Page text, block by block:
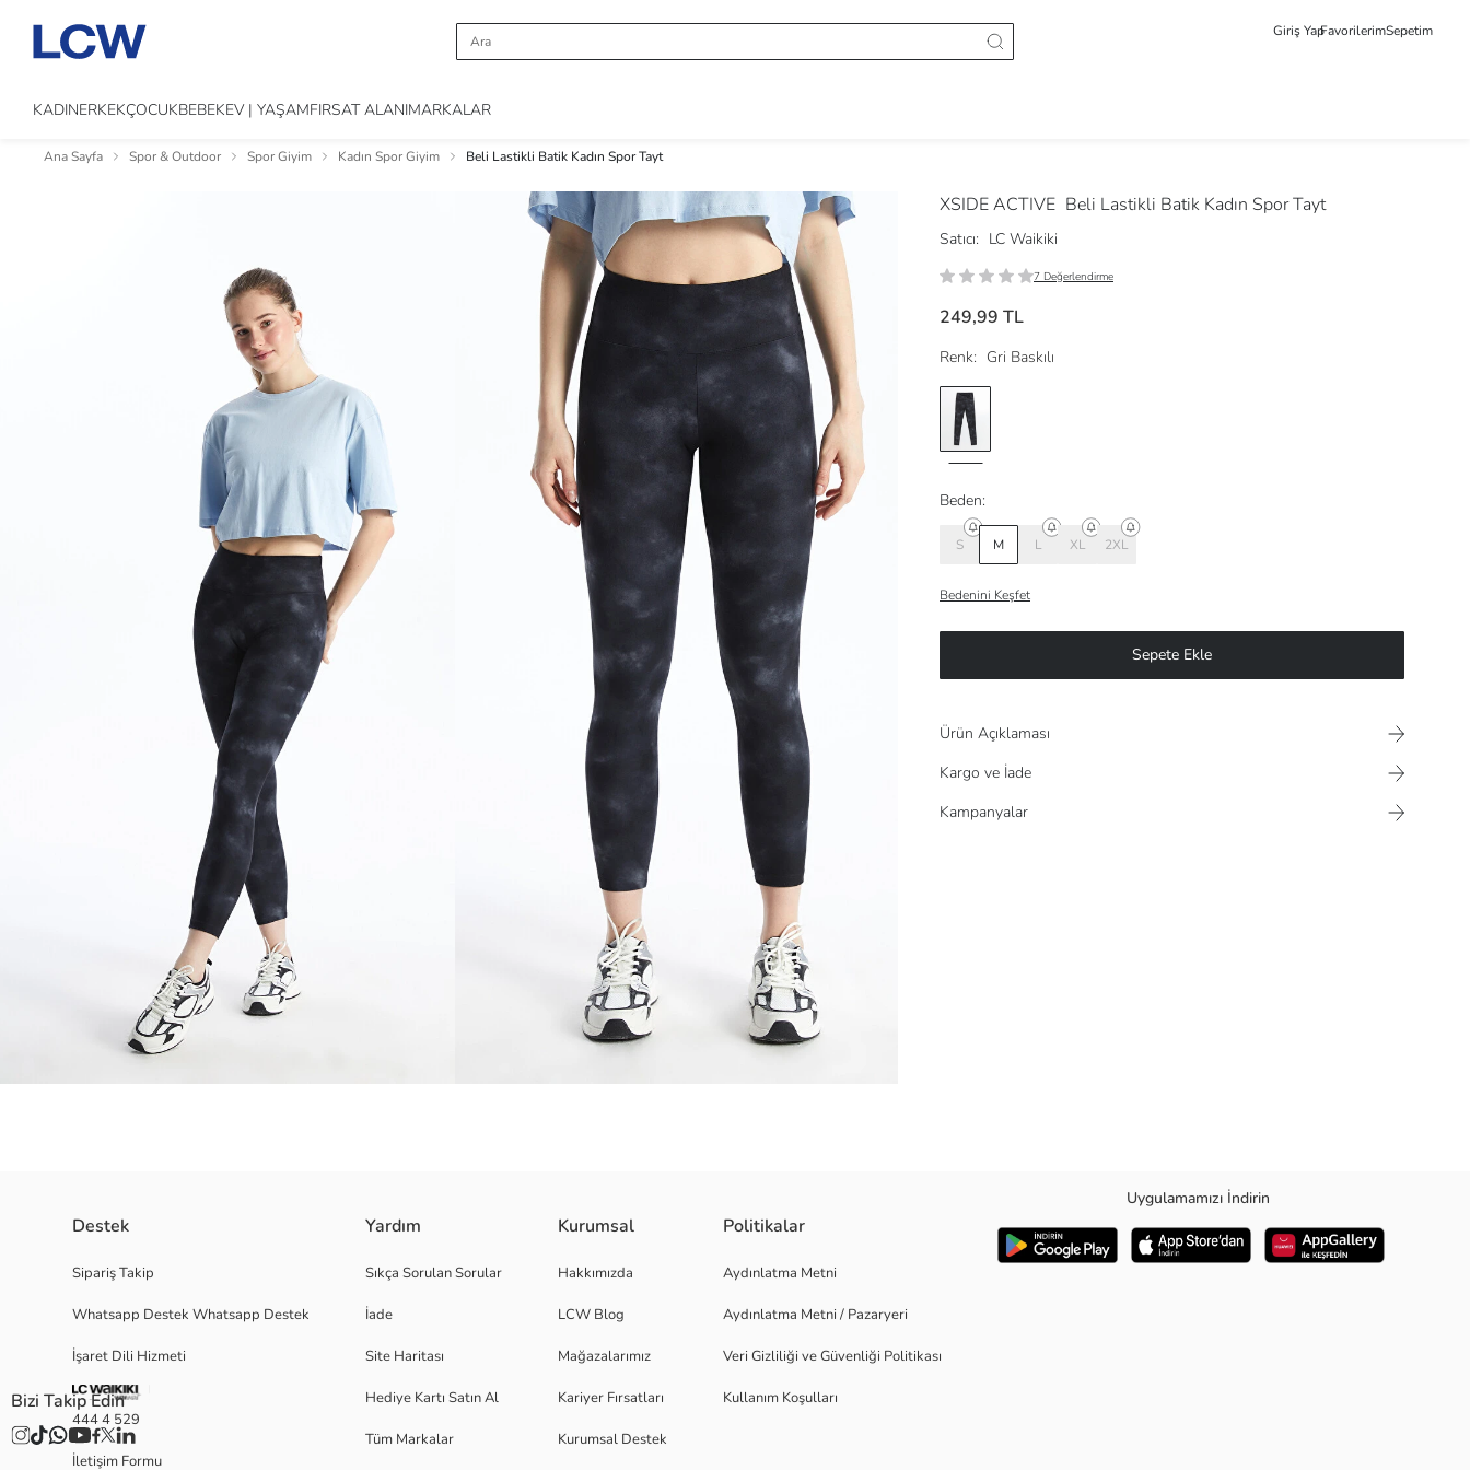
Giriş YapFavorilerimSepetim
KADINERKEKÇOCUKBEBEKEV | YAŞAMFIRSAT ALANIMARKALAR
Ana Sayfa Spor & Outdoor Spor Giyim Kadın Spor Giyim Beli Lastikli Batik Kadın Spor Tayt
XSIDE ACTIVE Beli Lastikli Batik Kadın Spor Tayt
Satıcı: LC Waikiki
7 Değerlendirme
249,99 TL
Renk: Gri Baskılı
Beden:
S M L XL 2XL
Bedenini Keşfet
Sepete Ekle
Ürün Açıklaması
Kargo ve İade
Kampanyalar
Beli lastikli kadın tayt, ekstra dar kalıbı ile vücudu mükemmel bir şekilde sarar ve spor yaparken maksimum destek sağlar. Bu tasarım, hareket özgürlüğünü kısıtlamadan sıkı bir uyum sunar, batik desenleriyle de
dinamik ve enerjik bir görünüm kazandırır.
Ana Kumaş:
Destek
Sipariş Takip
Whatsapp Destek Whatsapp Destek
İşaret Dili Hizmeti
444 4 529
İletişim Formu
Yardım
Sıkça Sorulan Sorular
İade
Site Haritası
Hediye Kartı Satın Al
Tüm Markalar
Kurumsal
Hakkımızda
LCW Blog
Mağazalarımız
Kariyer Fırsatları
Kurumsal Destek
Politikalar
Aydınlatma Metni
Aydınlatma Metni / Pazaryeri
Veri Gizliliği ve Güvenliği Politikası
Kullanım Koşulları
Uygulamamızı İndirin
Bizi Takip Edin